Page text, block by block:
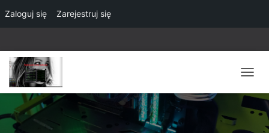
Zaloguj się Zarejestruj się
R
E